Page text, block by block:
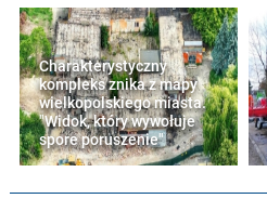
Charakterystyczny
kompleks znika z mapy
wielkopolskiego miasta.
"Widok, który wywołuje
spore poruszenie"